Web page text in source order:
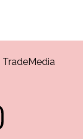
TradeMedia